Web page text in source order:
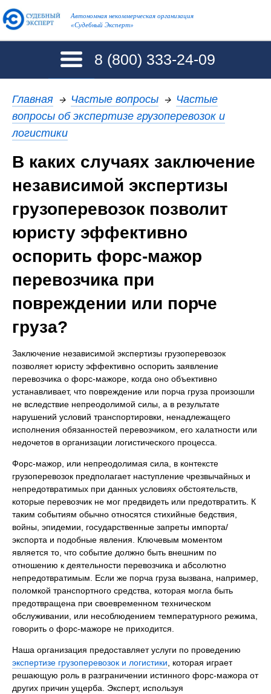
Автономная некоммерческая организация
«Судебный Эксперт»
8 (800) 333-24-09
Главная → Частые вопросы → Частые
вопросы об экспертизе грузоперевозок и
логистики
В каких случаях заключение
независимой экспертизы
грузоперевозок позволит
юристу эффективно
оспорить форс-мажор
перевозчика при
повреждении или порче
груза?
Заключение независимой экспертизы грузоперевозок
позволяет юристу эффективно оспорить заявление
перевозчика о форс-мажоре, когда оно объективно
устанавливает, что повреждение или порча груза произошли
не вследствие непреодолимой силы, а в результате
нарушений условий транспортировки, ненадлежащего
исполнения обязанностей перевозчиком, его халатности или
недочетов в организации логистического процесса.
Форс-мажор, или непреодолимая сила, в контексте
грузоперевозок предполагает наступление чрезвычайных и
непредотвратимых при данных условиях обстоятельств,
которые перевозчик не мог предвидеть или предотвратить. К
таким событиям обычно относятся стихийные бедствия,
войны, эпидемии, государственные запреты импорта/
экспорта и подобные явления. Ключевым моментом
является то, что событие должно быть внешним по
отношению к деятельности перевозчика и абсолютно
непредотвратимым. Если же порча груза вызвана, например,
поломкой транспортного средства, которая могла быть
предотвращена при своевременном техническом
обслуживании, или несоблюдением температурного режима,
говорить о форс-мажоре не приходится.
Наша организация предоставляет услуги по проведению
экспертизе грузоперевозок и логистики, которая играет
решающую роль в разграничении истинного форс-мажора от
других причин ущерба. Эксперт, используя